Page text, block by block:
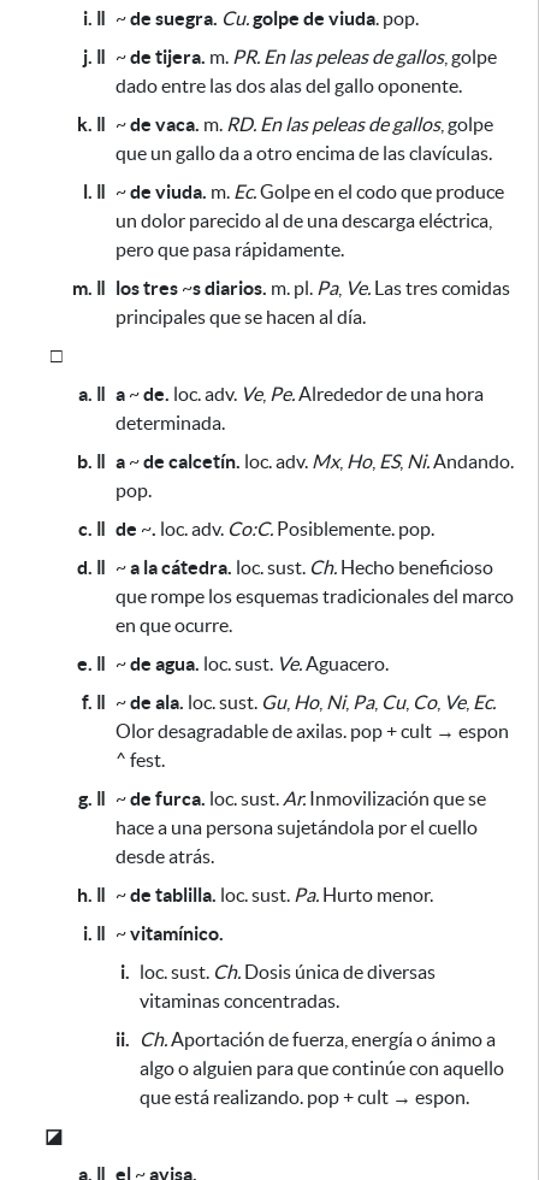
i. ǁ ~de suegra. Cu.golpe de viuda. pop.
j. ǁ ~de tijera. m. PR. En las peleas de gallos, golpe
dado entre las dos alas del gallo oponente.
k. ǁ ~de vaca. m. RD. En las peleas de gallos, golpe
que un gallo da a otro encima de las clavículas.
l. ǁ ~de viuda. m. Ec.Golpe en el codoque produce
un dolor parecido al de una descarga eléctrica,
pero que pasa rápidamente.
m. ǁ los tres ~s diarios. m. pl. Pa, Ve. Las tres comidas
principales que se hacen al día.
□
a. ǁ a ~de. loc. adv. Ve, Pe.Alrededor de una hora
determinada.
b. ǁ a ~de calcetín. loc. adv. Mx, Ho, ES, Ni.Andando.
pop.
c. ǁ de ~. loc. adv. Co:C. Posiblemente. pop.
d. ǁ ~a la cátedra. loc. sust. Ch. Hecho beneficioso
que rompe los esquemas tradicionales del marco
en que ocurre.
e. ǁ ~de agua. loc. sust. Ve.Aguacero.
f. ǁ ~de ala. loc. sust. Gu, Ho, Ni, Pa, Cu, Co, Ve, Ec.
Olor desagradable de axilas. pop + cult → espon
^ fest.
g. ǁ ~de furca. loc. sust. Ar. Inmovilización que se
hace a una personasujetándola por el cuello
desde atrás.
h. ǁ ~de tablilla. loc. sust. Pa. Hurto menor.
i. ǁ ~vitamínico.
i. loc. sust. Ch. Dosis única de diversas
vitaminas concentradas.
ii.
Ch.Aportación de fuerza, energía o ánimo a
algo o alguien para que continúe con aquello
que está realizando. pop + cult → espon.
◪
a. ǁ el ~avisa.